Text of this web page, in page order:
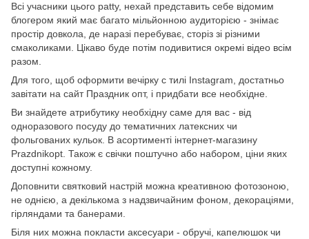
Всі учасники цього patty, нехай представить себе відомим
блогером який має багато мільйонною аудиторією - знімає
простір довкола, де наразі перебуває, сторіз зі різними
смаколиками. Цікаво буде потім подивитися окремі відео всім
разом.
Для того, щоб оформити вечірку c тилі Instagram, достатньо
завітати на сайт Праздник опт, і придбати все необхідне.
Ви знайдете атрибутику необхідну саме для вас - від
одноразового посуду до тематичних латексних чи
фольгованих кульок. В асортименті інтернет-магазину
Prazdnikopt. Також є свічки поштучно або набором, ціни яких
доступні кожному.
Доповнити святковий настрій можна креативною фотозоною,
не однією, а декількома з надзвичайним фоном, декораціями,
гірляндами та банерами.
Біля них можна покласти аксесуари - обручі, капелюшок чи